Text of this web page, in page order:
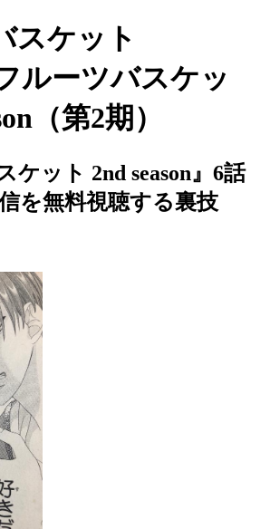
スケット
ルーツバスケッ
（第2期）
ケット 2nd season』6話
を無料視聴する裏技